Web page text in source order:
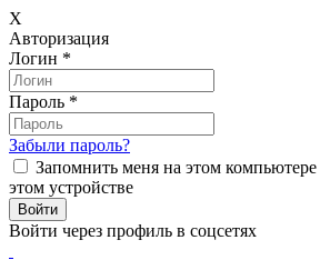
X
Авторизация
Логин *
Пароль *
Забыли пароль?
Запомнить меня на этом компьютере
этом устройстве
Войти через профиль в соцсетях